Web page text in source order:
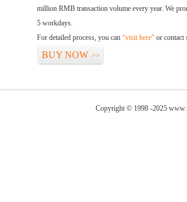
million RMB transaction volume every year. We
5 workdays.
For detailed process, you can “visit here” or contact
BUY NOW >>
Copyright © 1998 -2025